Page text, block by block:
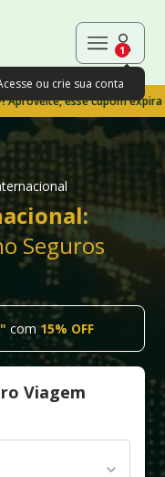
1
ou crie sua conta
esse cupom expira em
Seguros
" com15% OFF
Viagem